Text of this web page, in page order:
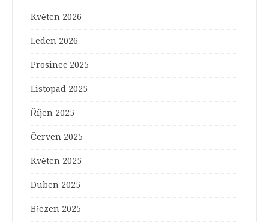
Květen 2026
Leden 2026
Prosinec 2025
Listopad 2025
Říjen 2025
Červen 2025
Květen 2025
Duben 2025
Březen 2025